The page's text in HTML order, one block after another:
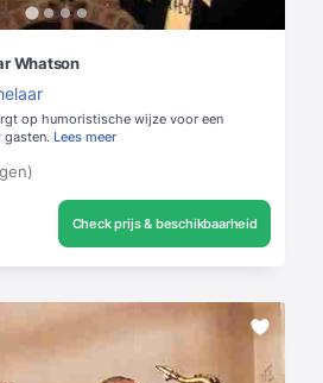
Whatson
op humoristische wijze voor een
gasten. Lees meer
Check prijs & beschikbaarheid